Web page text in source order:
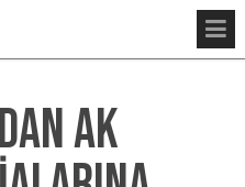
AK